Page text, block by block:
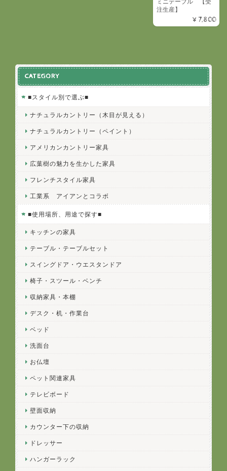
注生産】
¥7,800
CATEGORY
■スタイル別で選ぶ■
ナチュラルカントリー（木目が見える）
ナチュラルカントリー（ペイント）
アメリカンカントリー家具
広葉樹の魅力を生かした家具
フレンチスタイル家具
工業系 アイアンとコラボ
■使用場所、用途で探す■
キッチンの家具
テーブル・テーブルセット
スイングドア・ウエスタンドア
椅子・スツール・ベンチ
収納家具・本棚
デスク・机・作業台
ベッド
洗面台
お仏壇
ペット関連家具
テレビボード
壁面収納
カウンター下の収納
ドレッサー
ハンガーラック